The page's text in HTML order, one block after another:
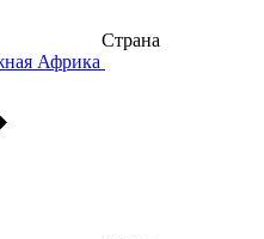
Страна
Африка